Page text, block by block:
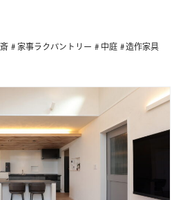
家事ラクパントリー 中庭
造作家具